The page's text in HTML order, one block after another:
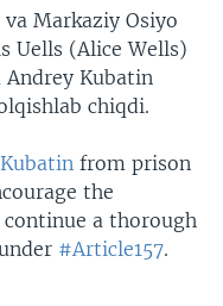
Markaziy Osiyo
Uells (Alice Wells)
Kubatin
chiqdi.
from prison
the
a thorough
#Article157.